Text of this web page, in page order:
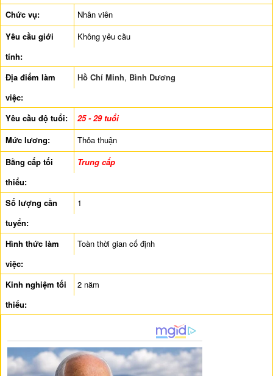
Chức vụ:
Nhân viên
Yêu cầu giới
tính:
Không yêu cầu
Địa điểm làm
việc:
Hồ Chí Minh, Bình Dương
Yêu cầu độ tuổi:
25 - 29 tuổi
Mức lương:
Thỏa thuận
Bằng cấp tối
thiểu:
Trung cấp
Số lượng cần
tuyển:
1
Hình thức làm
việc:
Toàn thời gian cố định
Kinh nghiệm tối
thiểu:
2 năm